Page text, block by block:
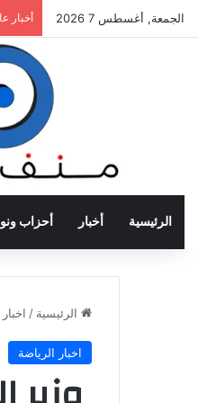
الجمعة, أغسطس 7 2026 أخبار
الرئيسية أخبار أحزاب
الرئيسية /
اخبار الرياضة